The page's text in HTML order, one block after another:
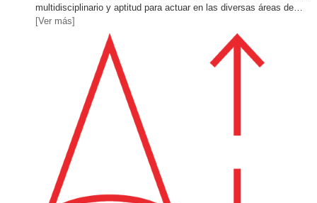
multidisciplinario y aptitud para actuar en las diversas áreas de
[Ver más]